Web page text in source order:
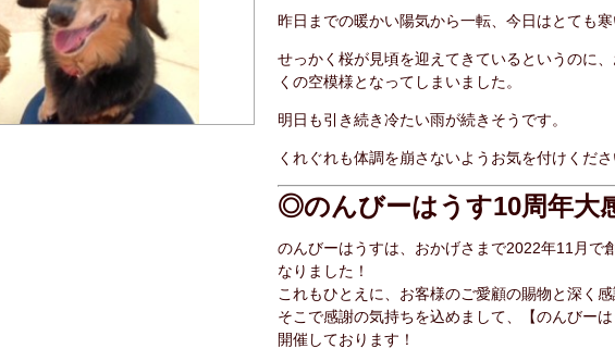
昨日までの暖かい陽気から一転、今日はとても寒
せっかく桜が見頃を迎えてきているというのに
くの空模様となってしまいました。
明日も引き続き冷たい雨が続きそうです。
くれぐれも体調を崩さないようお気を付けくださ
◎のんびーはうす10周年大
のんびーはうすは、おかげさまで2022年11月で
なりました！
これもひとえに、お客様のご愛顧の賜物と深く感
そこで感謝の気持ちを込めまして、【のんびー
開催しております！